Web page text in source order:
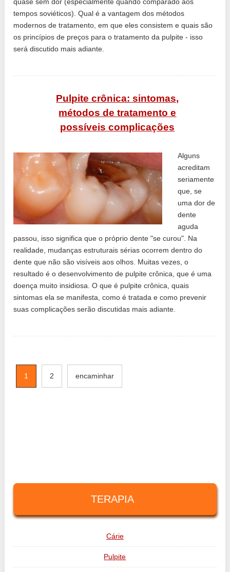
tempos soviéticos). Qual é a vantagem dos métodos
modernos de tratamento, em que eles consistem e quais são
os princípios de preços para o tratamento da pulpite - isso
será discutido mais adiante.
Pulpite crônica: sintomas,
métodos de tratamento e
possíveis complicações
Alguns
acreditam
seriamente
que, se
uma dor de
dente
aguda
passou, isso significa que o próprio dente "se curou". Na
realidade, mudanças estruturais sérias ocorrem dentro do
dente que não são visíveis aos olhos. Muitas vezes, o
resultado é o desenvolvimento de pulpite crônica, que é uma
doença muito insidiosa. O que é pulpite crônica, quais
sintomas ela se manifesta, como é tratada e como prevenir
suas complicações serão discutidas mais adiante.
1 2 encaminhar
TERAPIA
Cárie
Pulpite